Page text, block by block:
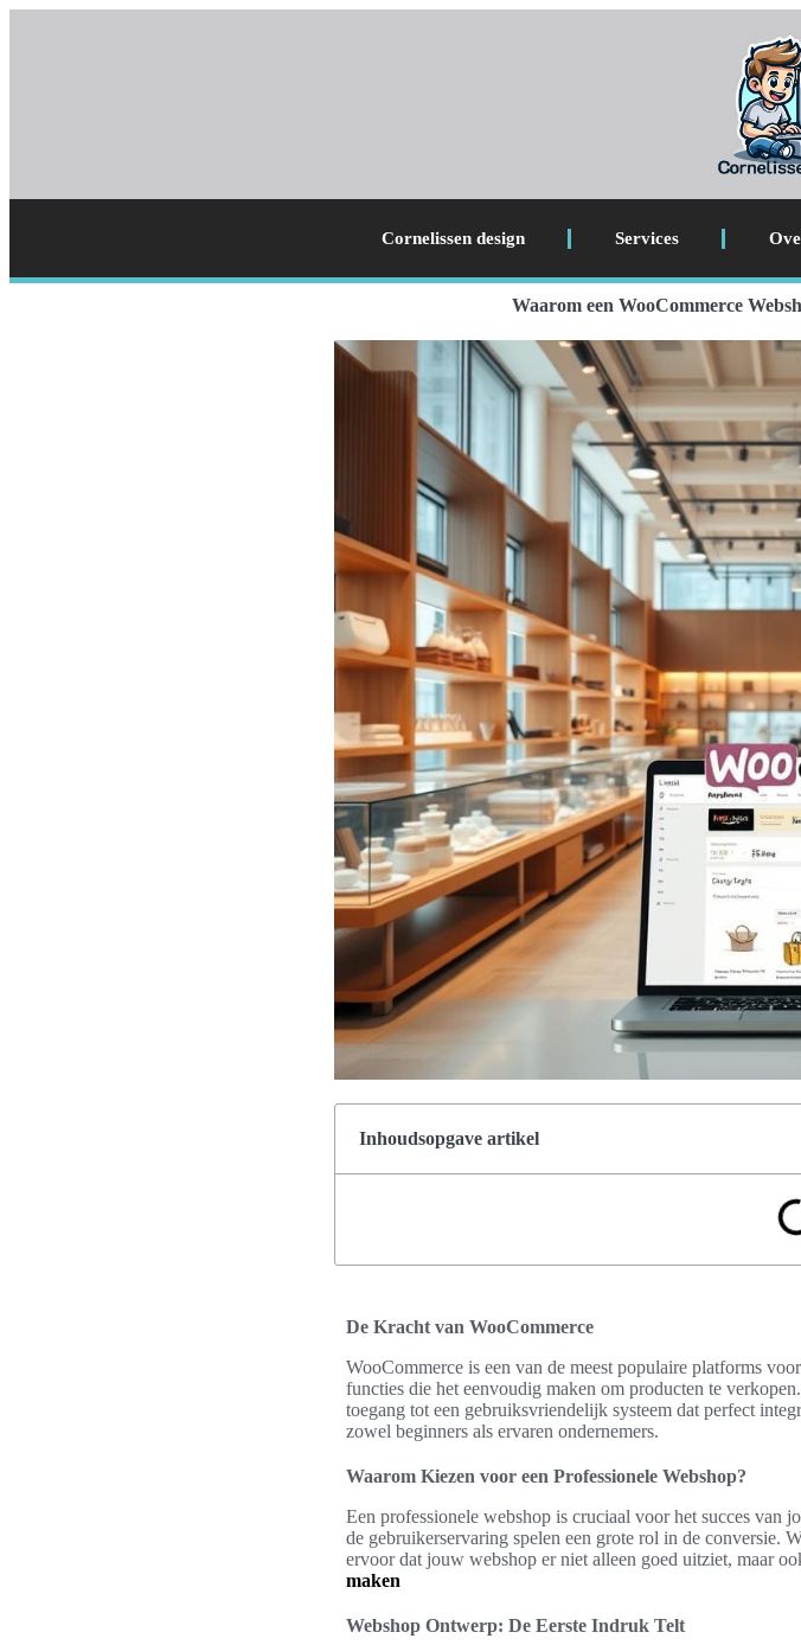
Cornelissen design Services
Waarom een WooCommerce
Inhoudsopgave artikel
De Kracht van WooCommerce
WooCommerce is een van de meest populaire platforms
functies die het eenvoudig maken om producten te
toegang tot een gebruiksvriendelijk systeem dat perfect
zowel beginners als ervaren ondernemers.
Waarom Kiezen voor een Professionele Webshop?
Een professionele webshop is cruciaal voor het succes
de gebruikerservaring spelen een grote rol in de conversie.
ervoor dat jouw webshop er niet alleen goed uitziet, maar
maken
Webshop Ontwerp: De Eerste Indruk Telt